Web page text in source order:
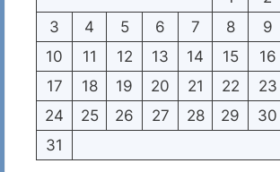
3
4 5 6 7 8
9
10
11 12 13 14 15
16
17
18 19 20 21 22
23
24
25 26 27 28 29
30
31